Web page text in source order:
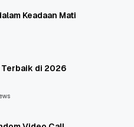
Keadaan Mati
Terbaik di 2026